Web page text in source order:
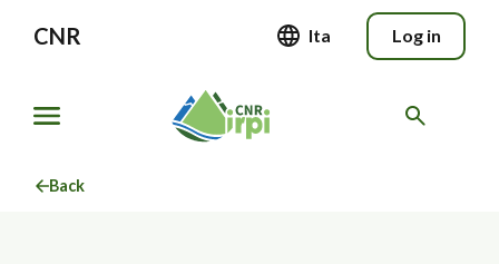
CNR Ita Log in
Back